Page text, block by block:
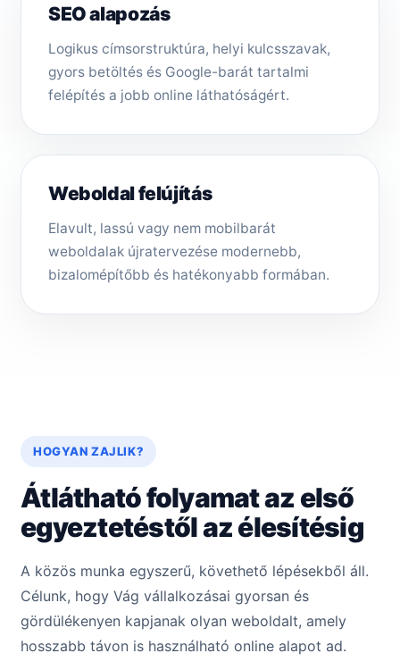
SEO alapozás
Logikus címsorstruktúra, helyi kulcsszavak,
gyors betöltés és Google-barát tartalmi
felépítés a jobb online láthatóságért.
Weboldal felújítás
Elavult, lassú vagy nem mobilbarát
weboldalak újratervezése modernebb,
bizalomépítőbb és hatékonyabb formában.
HOGYAN ZAJLIK?
Átlátható folyamat az első
egyeztetéstől az élesítésig
A közös munka egyszerű, követhető lépésekből áll.
Célunk, hogy Vág vállalkozásai gyorsan és
gördülékenyen kapjanak olyan weboldalt, amely
hosszabb távon is használható online alapot ad.